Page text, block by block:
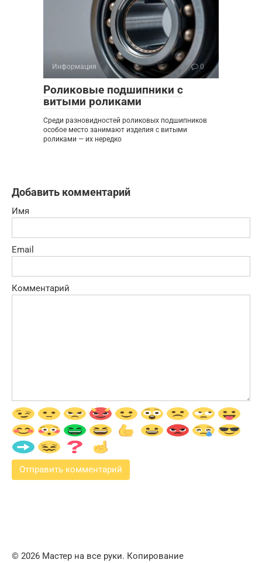
Информация 0
Роликовые подшипники с
витыми роликами
Среди разновидностей роликовых подшипников
особое место занимают изделия с витыми
роликами — их нередко
Добавить комментарий
Имя
Email
Комментарий
© 2026 Мастер на все руки. Копирование